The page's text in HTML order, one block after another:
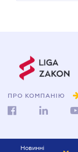
ПРО КОМПАНІЮ
Новинні